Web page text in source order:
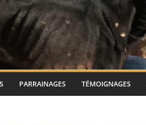
PARRAINAGES TÉMOIGNAGES